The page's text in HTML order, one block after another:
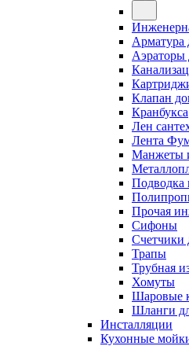
Арматура
Аэраторы
Клапан
Кранбукса
Лен
Лента
Манжеты
Подводка
Прочая
Сифоны
Счетчики
Трапы
Трубная
Хомуты
Шаровые
Шланги
Инсталляции
Кухонные